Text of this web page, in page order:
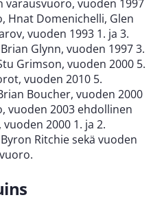
varausvuoro, vuoden 1997
Hnat Domenichelli, Glen
vuoden 1993 1. ja 3.
Glynn, vuoden 1997 3.
Grimson, vuoden 2000 5.
vuoden 2010 5.
Boucher, vuoden 2000
vuoden 2003 ehdollinen
2000 1. ja 2.
Ritchie sekä vuoden